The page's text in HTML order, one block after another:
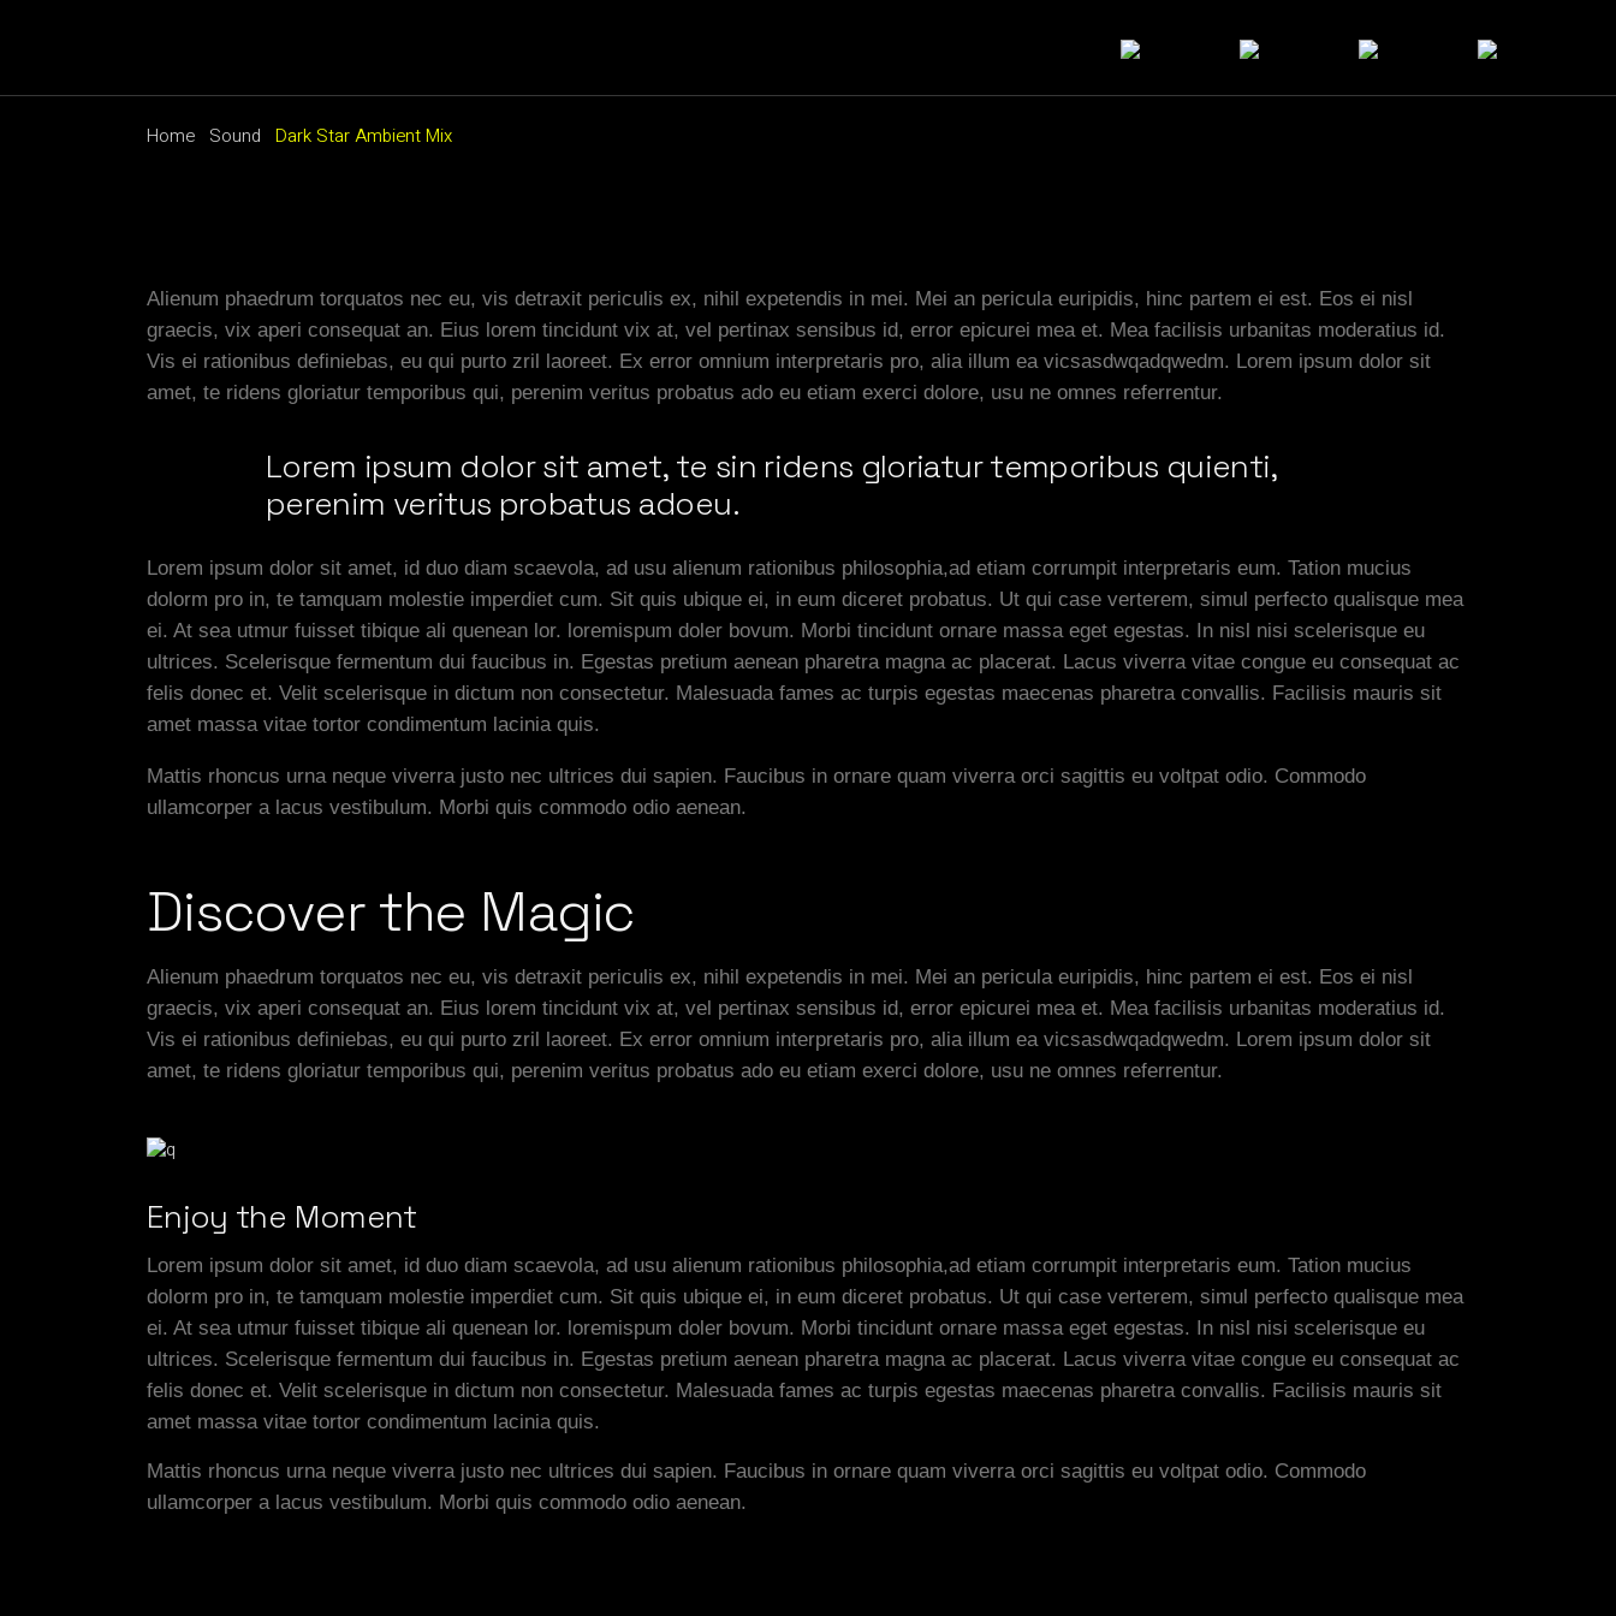
Home Sound Dark Star Ambient Mix
Alienum phaedrum torquatos nec eu, vis detraxit periculis ex, nihil expetendis in mei. Mei an pericula euripidis, hinc partem ei est. Eos ei nisl
graecis, vix aperi consequat an. Eius lorem tincidunt vix at, vel pertinax sensibus id, error epicurei mea et. Mea facilisis urbanitas moderatius id.
Vis ei rationibus definiebas, eu qui purto zril laoreet. Ex error omnium interpretaris pro, alia illum ea vicsasdwqadqwedm. Lorem ipsum dolor sit
amet, te ridens gloriatur temporibus qui, perenim veritus probatus ado eu etiam exerci dolore, usu ne omnes referrentur.
Lorem ipsum dolor sit amet, te sin ridens gloriatur temporibus quienti,
perenim veritus probatus adoeu.
Lorem ipsum dolor sit amet, id duo diam scaevola, ad usu alienum rationibus philosophia,ad etiam corrumpit interpretaris eum. Tation mucius
dolorm pro in, te tamquam molestie imperdiet cum. Sit quis ubique ei, in eum diceret probatus. Ut qui case verterem, simul perfecto qualisque mea
ei. At sea utmur fuisset tibique ali quenean lor. loremispum doler bovum. Morbi tincidunt ornare massa eget egestas. In nisl nisi scelerisque eu
ultrices. Scelerisque fermentum dui faucibus in. Egestas pretium aenean pharetra magna ac placerat. Lacus viverra vitae congue eu consequat ac
felis donec et. Velit scelerisque in dictum non consectetur. Malesuada fames ac turpis egestas maecenas pharetra convallis. Facilisis mauris sit
amet massa vitae tortor condimentum lacinia quis.
Mattis rhoncus urna neque viverra justo nec ultrices dui sapien. Faucibus in ornare quam viverra orci sagittis eu voltpat odio. Commodo
ullamcorper a lacus vestibulum. Morbi quis commodo odio aenean.
Discover the Magic
Alienum phaedrum torquatos nec eu, vis detraxit periculis ex, nihil expetendis in mei. Mei an pericula euripidis, hinc partem ei est. Eos ei nisl
graecis, vix aperi consequat an. Eius lorem tincidunt vix at, vel pertinax sensibus id, error epicurei mea et. Mea facilisis urbanitas moderatius id.
Vis ei rationibus definiebas, eu qui purto zril laoreet. Ex error omnium interpretaris pro, alia illum ea vicsasdwqadqwedm. Lorem ipsum dolor sit
amet, te ridens gloriatur temporibus qui, perenim veritus probatus ado eu etiam exerci dolore, usu ne omnes referrentur.
Enjoy the Moment
Lorem ipsum dolor sit amet, id duo diam scaevola, ad usu alienum rationibus philosophia,ad etiam corrumpit interpretaris eum. Tation mucius
dolorm pro in, te tamquam molestie imperdiet cum. Sit quis ubique ei, in eum diceret probatus. Ut qui case verterem, simul perfecto qualisque mea
ei. At sea utmur fuisset tibique ali quenean lor. loremispum doler bovum. Morbi tincidunt ornare massa eget egestas. In nisl nisi scelerisque eu
ultrices. Scelerisque fermentum dui faucibus in. Egestas pretium aenean pharetra magna ac placerat. Lacus viverra vitae congue eu consequat ac
felis donec et. Velit scelerisque in dictum non consectetur. Malesuada fames ac turpis egestas maecenas pharetra convallis. Facilisis mauris sit
amet massa vitae tortor condimentum lacinia quis.
Mattis rhoncus urna neque viverra justo nec ultrices dui sapien. Faucibus in ornare quam viverra orci sagittis eu voltpat odio. Commodo
ullamcorper a lacus vestibulum. Morbi quis commodo odio aenean.